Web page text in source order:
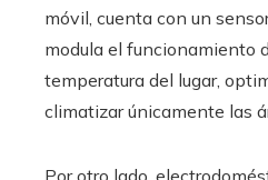
móvil, cuenta con un
modula el funcionamiento
temperatura del lugar,
climatizar únicamente las